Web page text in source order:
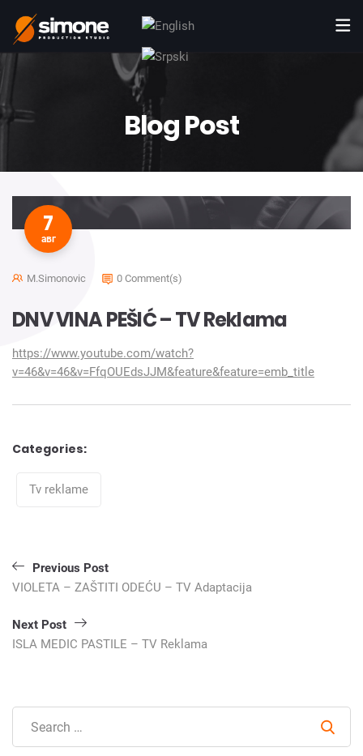
Blog Post
7
авг
M.simonovic 0 Comment(s)
DNV VINA PEŠIĆ – TV Reklama
https://www.youtube.com/watch?
v=46&v=46&v=FfqOUEdsJJM&feature&feature=emb_title
Categories:
Tv reklame
Кретање
чланка
Previous Post
VIOLETA – ZAŠTITI ODEĆU – TV Adaptacija
Next Post
ISLA MEDIC PASTILE – TV Reklama